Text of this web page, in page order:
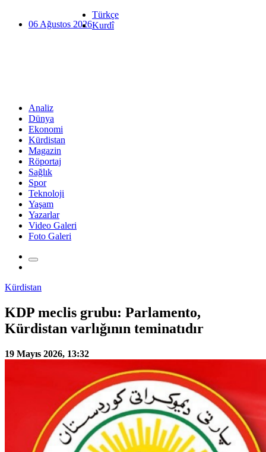
06 Ağustos 2026
Türkçe
Kurdî
Analiz
Dünya
Ekonomi
Kürdistan
Magazin
Röportaj
Sağlık
Spor
Teknoloji
Yaşam
Yazarlar
Video Galeri
Foto Galeri
Kürdistan
KDP meclis grubu: Parlamento,
Kürdistan varlığının teminatıdır
19 Mayıs 2026, 13:32